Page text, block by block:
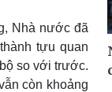
Thông tin
Doanh
Doanh
Vì cộng
Nhà nước đã
tựu quan
so với trước.
còn khoảng